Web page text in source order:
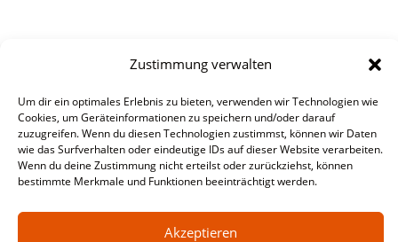
Zustimmung verwalten
Um dir ein optimales Erlebnis zu bieten, verwenden wir Technologien wie
Cookies, um Geräteinformationen zu speichern und/oder darauf
zuzugreifen. Wenn du diesen Technologien zustimmst, können wir Daten
wie das Surfverhalten oder eindeutige IDs auf dieser Website verarbeiten.
Wenn du deine Zustimmung nicht erteilst oder zurückziehst, können
bestimmte Merkmale und Funktionen beeinträchtigt werden.
Akzeptieren